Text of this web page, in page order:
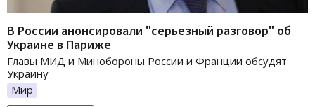
В России анонсировали "серьезный разговор" об
Украине в Париже
Главы МИД и Минобороны России и Франции обсудят
Украину
Мир